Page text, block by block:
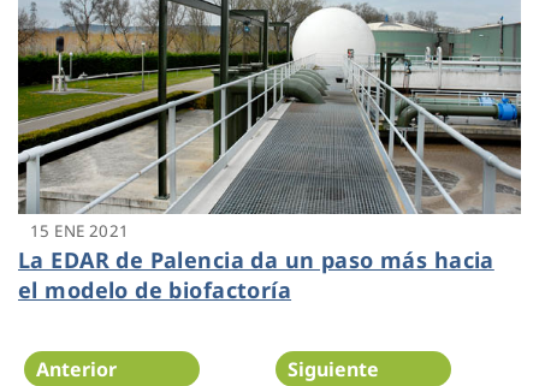
15 ENE 2021
La EDAR de Palencia da un paso más hacia
el modelo de biofactoría
Anterior Siguiente